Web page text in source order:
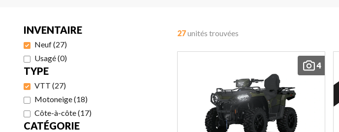
INVENTAIRE
Neuf(27)
Usagé(0)
TYPE
VTT (27)
Motoneige(18)
Côte-à-côte(17)
CATÉGORIE
27unités trouvées
4